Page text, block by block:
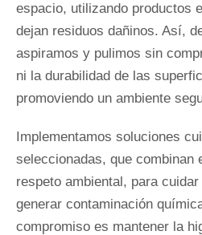
espacio, utilizando productos
dejan residuos dañinos. Así,
aspiramos y pulimos sin
ni la durabilidad de las
promoviendo un ambiente
Implementamos soluciones
seleccionadas, que combinan
respeto ambiental, para
generar contaminación
compromiso es mantener la